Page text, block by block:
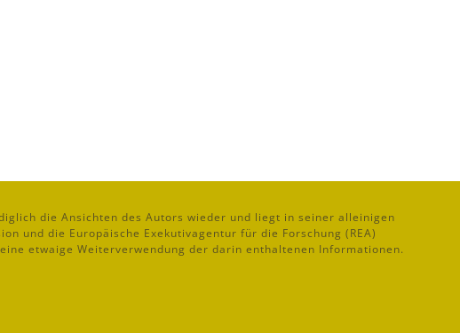
die Ansichten des Autors wieder und liegt in seiner alleinigen
und die Europäische Exekutivagentur für die Forschung (REA)
etwaige Weiterverwendung der darin enthaltenen Informationen.